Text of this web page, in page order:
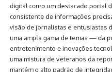
digital como um destacado portal
consistente de informações
visão de jornalistas e entusiastas
uma ampla gama de temas — da
entretenimento e inovações
uma mistura de veteranos da
mantém o alto padrão de